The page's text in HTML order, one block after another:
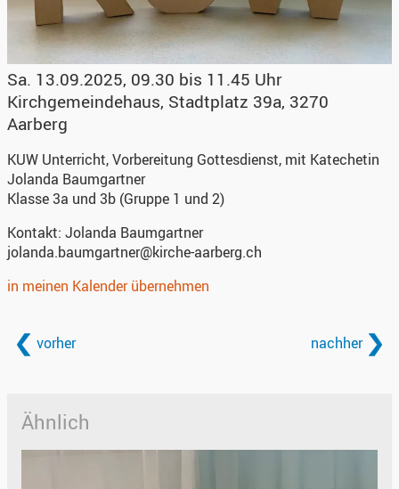
Sa. 13.09.2025, 09.30 bis 11.45 Uhr
Kirchgemeindehaus, Stadtplatz 39a, 3270
Aarberg
KUW Unterricht, Vorbereitung Gottesdienst, mit Katechetin
Jolanda Baumgartner
Klasse 3a und 3b (Gruppe 1 und 2)
Kontakt: Jolanda Baumgartner
jolanda.baumgartner@kirche-aarberg.ch
in meinen Kalender übernehmen
vorher nachher
Ähnlich